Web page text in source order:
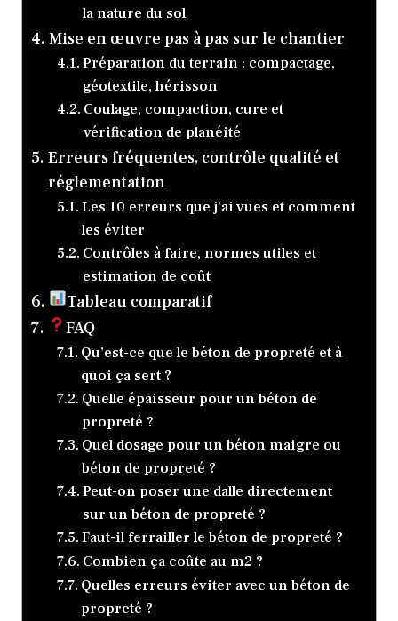
la nature du sol
Mise en œuvre pas à pas sur le chantier
Préparation du terrain : compactage,
géotextile, hérisson
Coulage, compaction, cure et
vérification de planéité
Erreurs fréquentes, contrôle qualité et
réglementation
Les 10 erreurs que j’ai vues et comment
les éviter
Contrôles à faire, normes utiles et
estimation de coût
Tableau comparatif
FAQ
Qu’est-ce que le béton de propreté et à
quoi ça sert ?
Quelle épaisseur pour un béton de
propreté ?
Quel dosage pour un béton maigre ou
béton de propreté ?
Peut-on poser une dalle directement
sur un béton de propreté ?
Faut-il ferrailler le béton de propreté ?
Combien ça coûte au m2 ?
Quelles erreurs éviter avec un béton de
propreté ?